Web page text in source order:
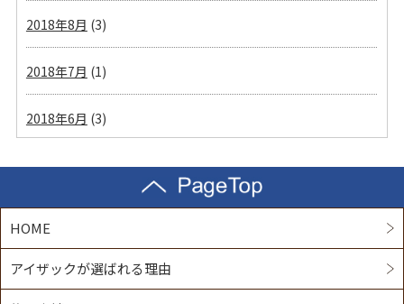
2018年8月 (3)
2018年7月 (1)
2018年6月 (3)
HOME
アイザックが選ばれる理由